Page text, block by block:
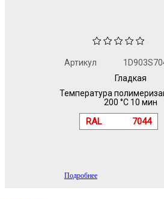
Артикул
Гладкая
Температура
200 °C 10 мин
RAL 7044
Подробнее